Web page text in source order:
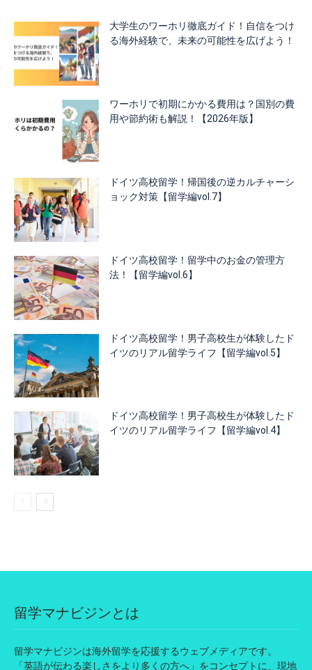
大学生のワーホリ徹底ガイド！自信をつけ
る海外経験で、未来の可能性を広げよう！
ワーホリで初期にかかる費用は？国別の費
用や節約術も解説！【2026年版】
ドイツ高校留学！帰国後の逆カルチャーシ
ョック対策【留学編vol.7】
ドイツ高校留学！留学中のお金の管理方
法！【留学編vol.6】
ドイツ高校留学！男子高校生が体験したド
イツのリアル留学ライフ【留学編vol.5】
ドイツ高校留学！男子高校生が体験したド
イツのリアル留学ライフ【留学編vol.4】
留学マナビジンとは
留学マナビジンは海外留学を応援するウェブメディアです。
「英語が伝わる楽しさをより多くの方へ」をコンセプトに、現地